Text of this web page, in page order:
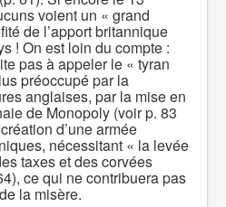
voient un « grand
de l’apport britannique
! On est loin du compte :
pas à appeler le « tyran
préoccupé par la
anglaises, par la mise en
de Monopoly (voir p. 83
d’une armée
nécessitant « la levée
taxes et des corvées
ce qui ne contribuera pas
la misère.